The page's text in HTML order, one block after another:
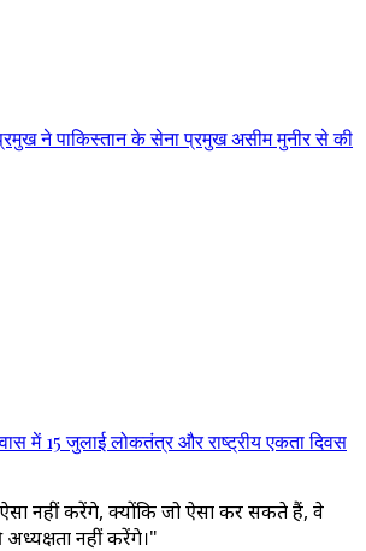
ने पाकिस्तान के सेना प्रमुख असीम मुनीर से की
में 15 जुलाई लोकतंत्र और राष्ट्रीय एकता दिवस
नहीं करेंगे, क्योंकि जो ऐसा कर सकते हैं, वे
नहीं करेंगे।"